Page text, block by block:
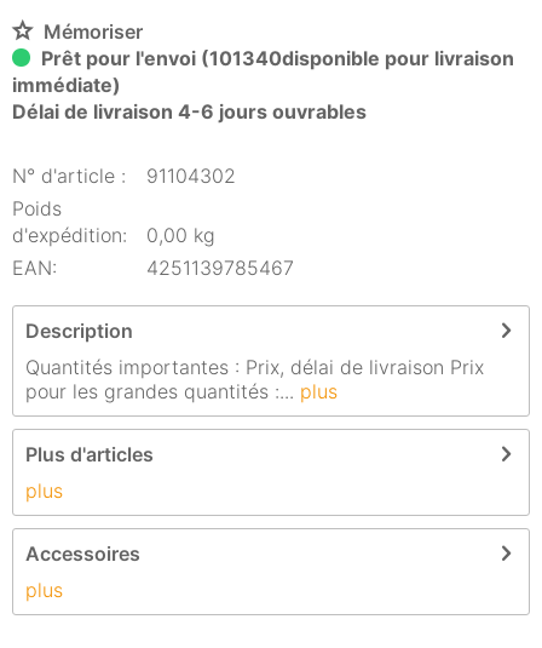
Mémoriser
Prêt pour l'envoi (101340disponible pour livraison
immédiate)
Délai de livraison 4-6 jours ouvrables
N° d'article :
91104302
Poids
d'expédition:
0,00 kg
EAN:
4251139785467
Description
Quantités importantes : Prix, délai de livraison Prix
pour les grandes quantités :... plus
Plus d'articles
plus
Accessoires
plus